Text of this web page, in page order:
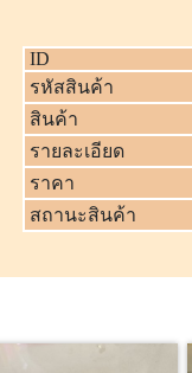
ID
รหัสสินค้า
สินค้า
รายละเอียด
ราคา
สถานะสินค้า